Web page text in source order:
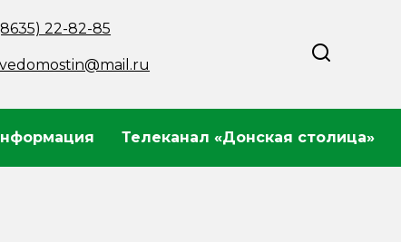
22-82-85
vedomostin@mail.ru
Телеканал «Донская столица»